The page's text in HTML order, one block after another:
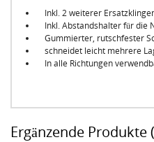
Inkl. 2 weiterer
Inkl. Abstandshalter für die
Gummierter, rutschfester
schneidet leicht mehrere
In alle Richtungen
Ergänzende Produkte